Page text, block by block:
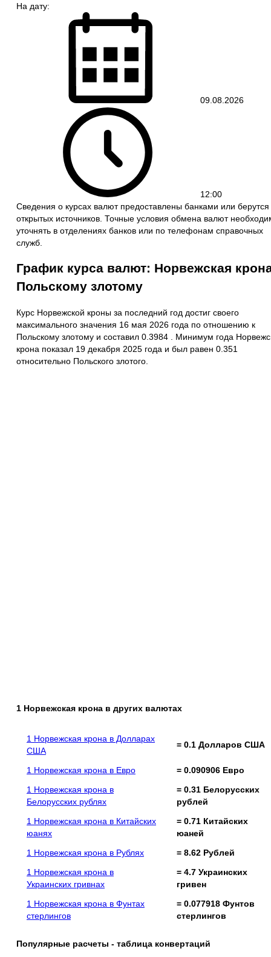
На дату:
09.08.2026
12:00
Сведения о курсах валют предоставлены банками или берутся
открытых источников. Точные условия обмена валют
уточнять в отделениях банков или по телефонам справочных
служб.
График курса валют: Норвежская
Польскому злотому
Курс Норвежской кроны за последний год достиг своего
максимального значения 16 мая 2026 года по отношению к
Польскому злотому и составил 0.3984 . Минимум года
крона показал 19 декабря 2025 года и был равен 0.351
относительно Польского злотого.
1 Норвежская крона в других валютах
1 Норвежская крона в Долларах
США
= 0.1 Долларов США
1 Норвежская крона в Евро
= 0.090906 Евро
1 Норвежская крона в
Белорусских рублях
= 0.31 Белорусских
рублей
1 Норвежская крона в Китайских
юанях
= 0.71 Китайских
юаней
1 Норвежская крона в Рублях
= 8.62 Рублей
1 Норвежская крона в
Украинских гривнах
= 4.7 Украинских
гривен
1 Норвежская крона в Фунтах
стерлингов
= 0.077918 Фунтов
стерлингов
Популярные расчеты - таблица конвертаций